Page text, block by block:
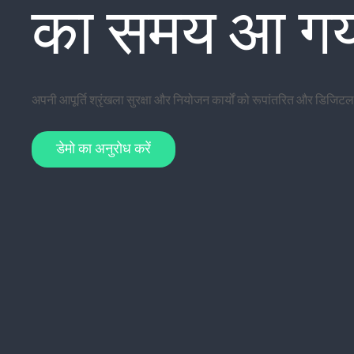
का समय आ
अपनी आपूर्ति श्रृंखला सुरक्षा और नियोजन कार्यों को रूपांतरित और
डेमो का अनुरोध करें